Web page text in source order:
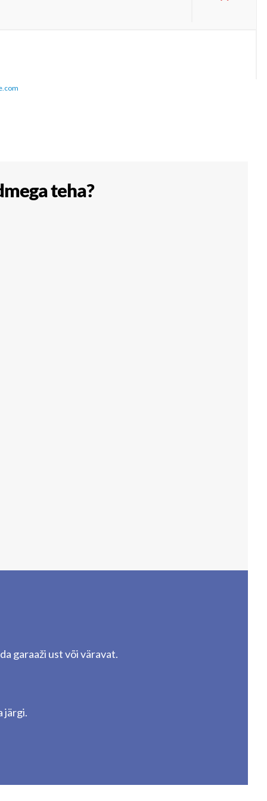
teha?
garaaži ust või väravat.
järgi.